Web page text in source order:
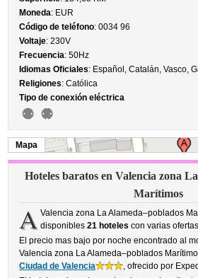
Moneda: EUR
Código de teléfono: 0034 96
Voltaje: 230V
Frecuencia: 50Hz
Idiomas Oficiales: Español, Catalán, Vasco,
Religiones: Católica
Tipo de conexión eléctrica
Mapa
Hoteles baratos en Valencia zona
Marítimos
A Valencia zona La Alameda–poblados
disponibles 21 hoteles con varias
El precio mas bajo por noche encontrado al
Valencia zona La Alameda–poblados
Ciudad de Valencia
, ofrecido por